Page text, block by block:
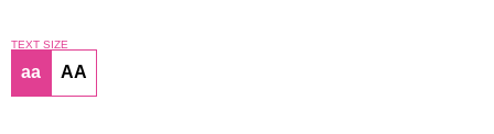
TEXT SIZE
aa AA